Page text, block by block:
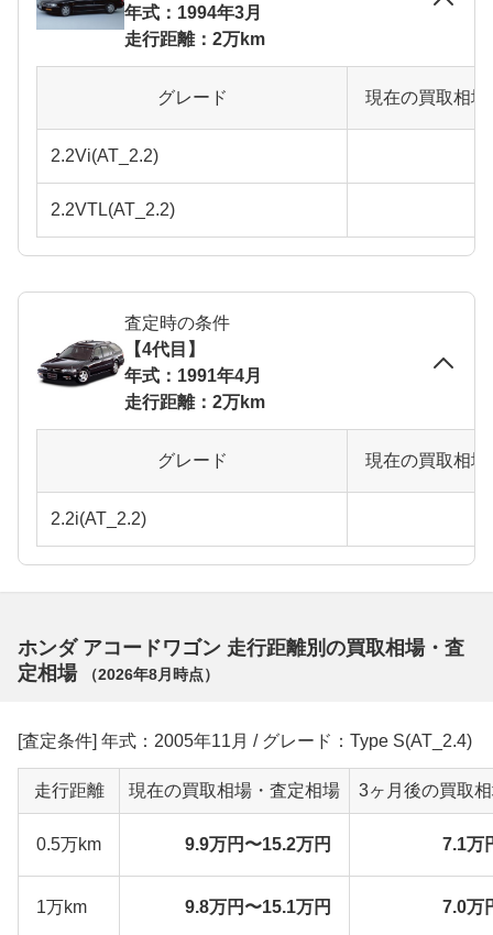
年式：1994年3月
走行距離：2万km
グレード 現在の買取相
2.2Vi(AT_2.2)
2.2VTL(AT_2.2)
査定時の条件
【4代目】
年式：1991年4月
走行距離：2万km
グレード 現在の買取相
2.2i(AT_2.2)
ホンダ アコードワゴン 走行距離別の買取相場・査
定相場
（2026年8月 時点）
[査定条件] 年式：2005年11月 / グレード：Type S(AT_2.4)
走行距離 現在の買取相場・査定相場 3ヶ月後の買取
0.5万km 9.9万円〜15.2万円 7.1万
1万km 9.8万円〜15.1万円 7.0万